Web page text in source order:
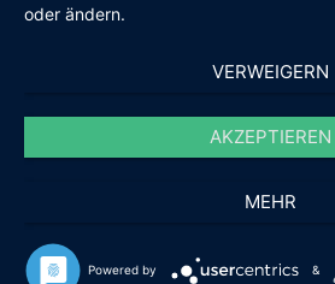
oder ändern.
VERWEIGERN
AKZEPTIEREN
MEHR
Powered by &